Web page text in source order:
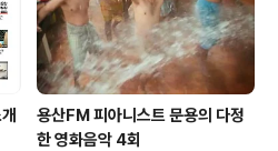
용산FM 피아니스트 문용의 다정
한 영화음악 4회